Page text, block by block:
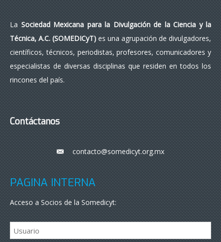
LaSociedad Mexicana para la Divulgación de la Ciencia y la
Técnica, A.C. (SOMEDICyT)es una agrupación de divulgadores,
científicos, técnicos, periodistas, profesores, comunicadores y
especialistas de diversas disciplinas que residen en todos los
rincones del país.
Contáctanos
___contacto@somedicyt.org.mx
PÁGINA INTERNA
Acceso a Socios de la Somedicyt: